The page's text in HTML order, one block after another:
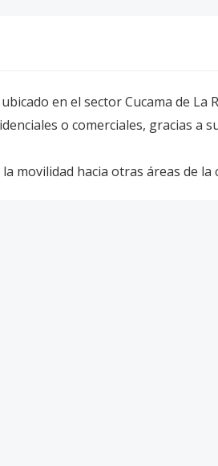
en el sector Cucama de La
o comerciales, gracias a
movilidad hacia otras áreas de la